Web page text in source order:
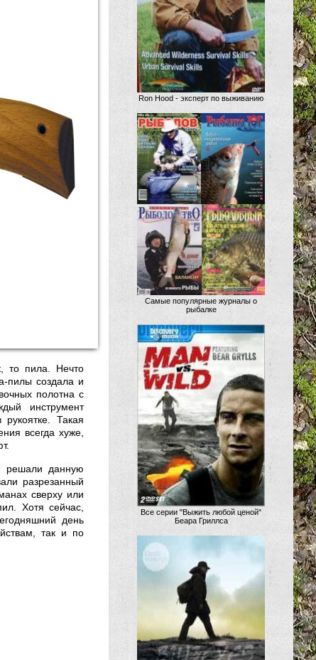
то пила. Нечто
пилы создала и
полотна с
инструмент
Такая
всегда хуже,
решали данную
разрезанный
сверху или
Хотя сейчас,
день
так и по
Ron Hood - эксперт по выживанию
Самые популярные журналы о
рыбалке
Все серии "Выжить любой ценой"
Беара Гриллса